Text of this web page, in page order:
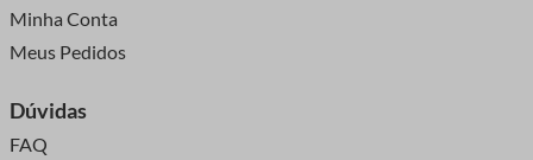
Minha Conta
Meus Pedidos
Dúvidas
FAQ